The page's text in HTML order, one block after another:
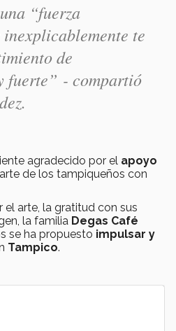
“fuerza
te
de
fuerte” - compartió
agradecido por el apoyo
de los tampiqueños con
arte, la gratitud con sus
la familia Degas Café
se ha propuesto impulsar y
Tampico.